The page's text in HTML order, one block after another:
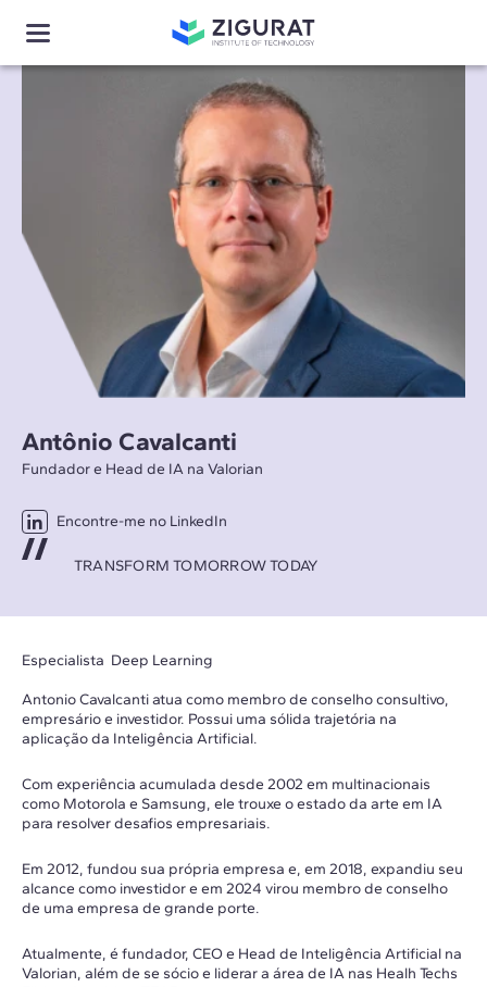
Antônio Cavalcanti
Fundador e Head de IA na Valorian
Encontre-me no LinkedIn
TRANSFORM TOMORROW TODAY
Especialista Deep Learning
Antonio Cavalcanti atua como membro de conselho consultivo,
empresário e investidor. Possui uma sólida trajetória na
aplicação da Inteligência Artificial.
Com experiência acumulada desde 2002 em multinacionais
como Motorola e Samsung, ele trouxe o estado da arte em IA
para resolver desafios empresariais.
Em 2012, fundou sua própria empresa e, em 2018, expandiu seu
alcance como investidor e em 2024 virou membro de conselho
de uma empresa de grande porte.
Atualmente, é fundador, CEO e Head de Inteligência Artificial na
Valorian, além de se sócio e liderar a área de IA nas Healh Techs